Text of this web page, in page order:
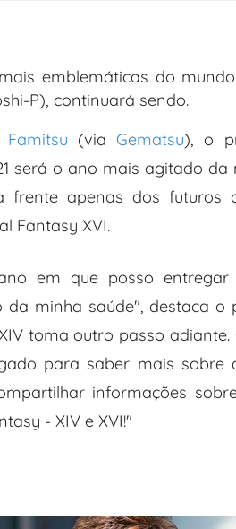
emblemáticas do
P), continuará sendo.
Famitsu (via Gematsu), o
será o ano mais agitado
frente apenas dos futuros
Fantasy XVI.
em que posso entregar
minha saúde", destaca o
toma outro passo
para saber mais sobre
informações
- XIV e XVI!"